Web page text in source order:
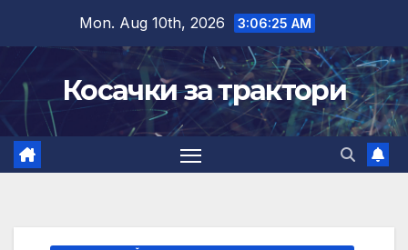
content
Mon. Aug 10th, 2026 3:06:26 AM
Косачки за трактори